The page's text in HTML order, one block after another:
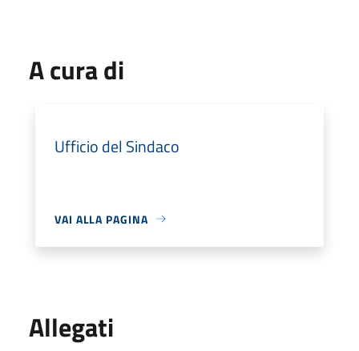
A cura di
Ufficio del Sindaco
VAI ALLA PAGINA
Allegati